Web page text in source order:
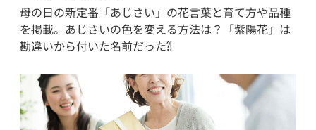
母の日の新定番「あじさい」の花言葉と育て方や品種
を掲載。あじさいの色を変える方法は？「紫陽花」は
勘違いから付いた名前だった⁈